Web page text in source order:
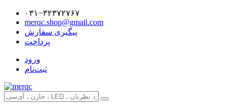
۰۳۱−۳۲۳۷۲۷۶۷
merqc.shop@gmail.com
پیگیری سفارش
پرداخت
ورود
ثبت‌نام